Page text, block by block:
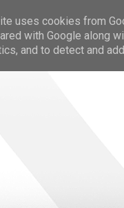
uses cookies from
with Google along
and to detect and